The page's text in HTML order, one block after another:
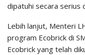
dipatuhi secara serius
Lebih lanjut, Menteri
program Ecobrick di
Ecobrick yang telah